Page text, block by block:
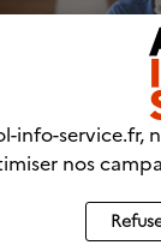
à
: nos
info-service.fr,
nos